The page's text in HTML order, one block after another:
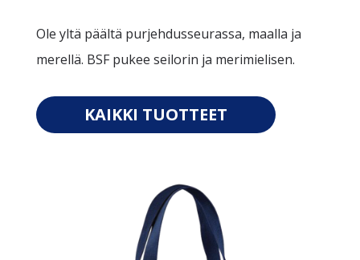
Ole yltä päältä purjehdusseurassa, maalla ja
merellä. BSF pukee seilorin ja merimielisen.
KAIKKI TUOTTEET